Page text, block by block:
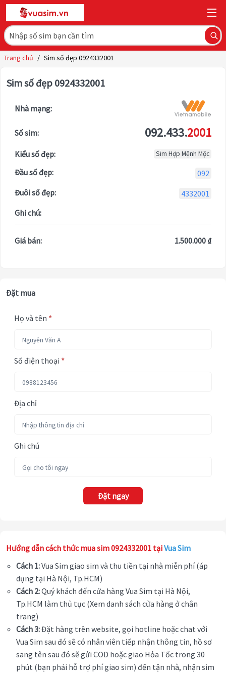
Trang chủ / Sim số đẹp 0924332001
Sim số đẹp 0924332001
Nhà mạng:
Số sim: 092.433.2001
Kiểu số đẹp: Sim Hợp Mệnh Mộc
Đầu số đẹp:
092
Đuôi số đẹp:
4332001
Ghi chú:
Giá bán: 1.500.000 ₫
Đặt mua
Họ và tên *
Số điện thoại *
Địa chỉ
Ghi chú
Đặt ngay
Hướng dẫn cách thức mua sim 0924332001 tạiVua Sim
Cách 1:Vua Sim giao sim và thu tiền tại nhà miễn phí (áp
dụng tại Hà Nội, Tp.HCM)
Cách 2:Quý khách đến cửa hàng Vua Sim tại Hà Nội,
Tp.HCM làm thủ tục (Xem danh sách cửa hàng ở chân
trang)
Cách 3:Đặt hàng trên website, gọi hotline hoặc chat với
Vua Sim sau đó sẽ có nhân viên tiếp nhận thông tin, hồ sơ
sang tên sau đó sẽ gửi COD hoặc giao Hỏa Tốc trong 30
phút (bạn phải hỗ trợ phí giao sim) đến tận nhà, nhận sim